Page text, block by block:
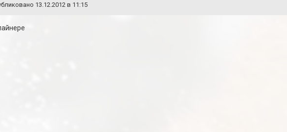
13.12.2012 в 11:15